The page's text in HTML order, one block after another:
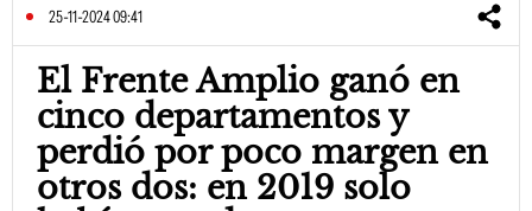
25-11-2024 09:41
El Frente Amplio ganó en
cinco departamentos y
perdió por poco margen en
otros dos: en 2019 solo